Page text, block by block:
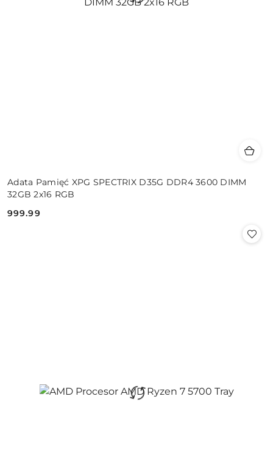
Adata Pamięć XPG SPECTRIX D35G DDR4 3600 DIMM
32GB 2x16 RGB
Cena:
999.99